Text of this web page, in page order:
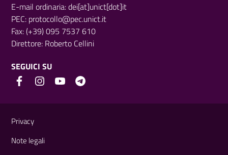
E-mail ordinaria: dei[at]unict[dot]it
PEC: protocollo@pec.unict.it
Fax: (+39) 095 7537 610
Direttore: Roberto Cellini
SEGUICI SU
Privacy
Note legali